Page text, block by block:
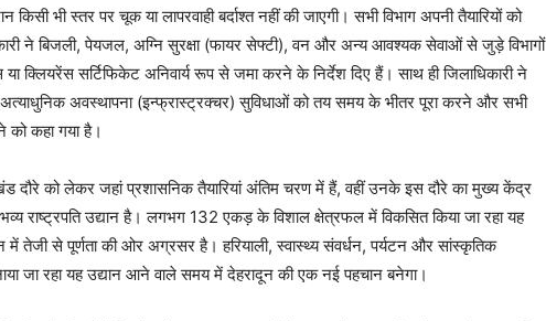
किसी भी स्तर पर चूक या लापरवाही बर्दाश्त नहीं की जाएगी। सभी विभाग अपनी तैयारियों को
ने बिजली, पेयजल, अग्नि सुरक्षा (फायर सेफ्टी), वन और अन्य आवश्यक सेवाओं से जुड़े विभागों
क्लियरेंस सर्टिफिकेट अनिवार्य रूप से जमा करने के निर्देश दिए हैं। साथ ही जिलाधिकारी ने
अत्याधुनिक अवस्थापना (इन्फ्रास्ट्रक्चर) सुविधाओं को तय समय के भीतर पूरा करने और सभी
कहा गया है।
दौरे को लेकर जहां प्रशासनिक तैयारियां अंतिम चरण में हैं, वहीं उनके इस दौरे का मुख्य केंद्र
भव्य राष्ट्रपति उद्यान है। लगभग 132 एकड़ के विशाल क्षेत्रफल में विकसित किया जा रहा यह
में तेजी से पूर्णता की ओर अग्रसर है। हरियाली, स्वास्थ्य संवर्धन, पर्यटन और सांस्कृतिक
जा रहा यह उद्यान आने वाले समय में देहरादून की एक नई पहचान बनेगा।